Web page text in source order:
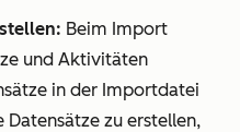
Beim Import
und Aktivitäten
in der Importdatei
zu erstellen,